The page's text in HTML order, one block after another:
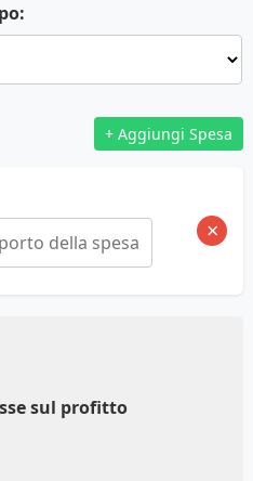
+ Aggiungi Spesa
×
sul profitto